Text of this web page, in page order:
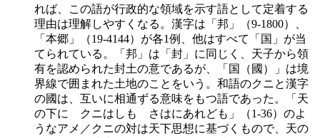
れば、この語が行政的な領域を示す語として定着する
理由は理解しやすくなる。漢字は「邦」（9-1800）、
「本郷」（19-4144）が各1例、他はすべて「国」が当
てられている。「邦」は「封」に同じく、天子から領
有を認められた封土の意であるが、「国（國）」は境
界線で囲まれた土地のことをいう。和語のクニと漢字
の國は、互いに相通ずる意味をもつ語であった。「天
の下に クニはしも さはにあれども」（1-36）のよ
うなアメ／クニの対は天下思想に基づくもので、天の